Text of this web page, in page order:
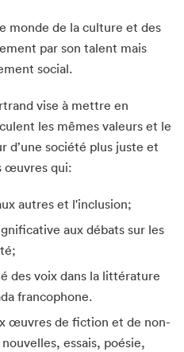
monde de la culture et des
par son talent mais
social.
vise à mettre en
les mêmes valeurs et le
d’une société plus juste et
œuvres qui:
autres et l'inclusion;
aux débats sur les
des voix dans la littérature
francophone.
œuvres de fiction et de non-
essais, poésie,